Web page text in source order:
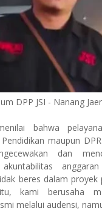
DPP JSI - Nanang
bahwa
maupun
dan
beres dalam proyek
kami berusaha
melalui audensi,